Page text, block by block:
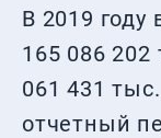
В 2019 году
165 086 202
061 431
отчетный